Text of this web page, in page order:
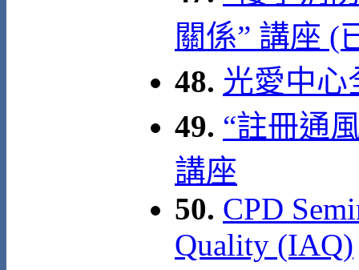
關係” 講座 (
48. 光愛中心
49. “註冊通
講座
50. CPD
Quality (IAQ)